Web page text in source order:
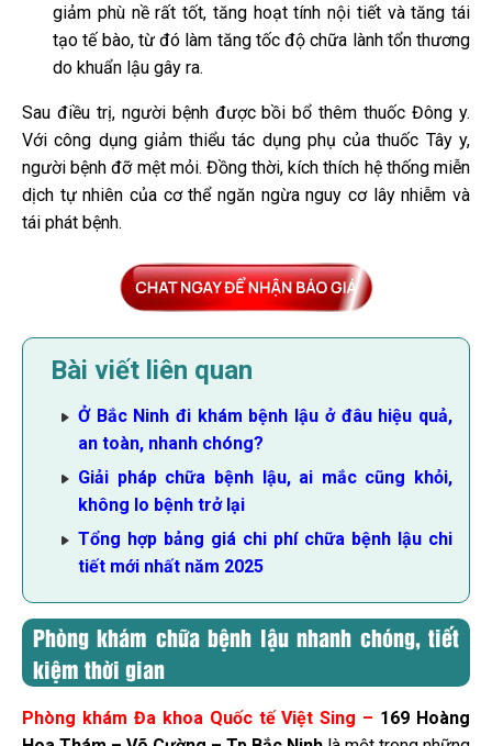
giảm phù nề rất tốt, tăng hoạt tính nội tiết và tăng tái
tạo tế bào, từ đó làm tăng tốc độ chữa lành tổn thương
do khuẩn lậu gây ra.
Sau điều trị, người bệnh được bồi bổ thêm thuốc Đông y.
Với công dụng giảm thiểu tác dụng phụ của thuốc Tây y,
người bệnh đỡ mệt mỏi. Đồng thời, kích thích hệ thống miễn
dịch tự nhiên của cơ thể ngăn ngừa nguy cơ lây nhiễm và
tái phát bệnh.
Bài viết liên quan
Ở Bắc Ninh đi khám bệnh lậu ở đâu hiệu quả,
an toàn, nhanh chóng?
Giải pháp chữa bệnh lậu, ai mắc cũng khỏi,
không lo bệnh trở lại
Tổng hợp bảng giá chi phí chữa bệnh lậu chi
tiết mới nhất năm 2025
Phòng khám chữa bệnh lậu nhanh chóng, tiết
kiệm thời gian
Phòng khám Đa khoa Quốc tế Việt Sing – 169 Hoàng